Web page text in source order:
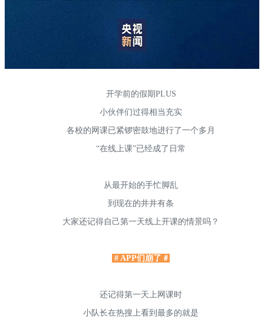
开学前的假期PLUS
小伙伴们过得相当充实
各校的网课已紧锣密鼓地进行了一个多月
“在线上课”已经成了日常
从最开始的手忙脚乱
到现在的井井有条
大家还记得自己第一天线上开课的情景吗？
# APP们崩了 #
还记得第一天上网课时
小队长在热搜上看到最多的就是